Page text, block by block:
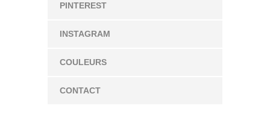
PINTEREST
INSTAGRAM
COULEURS
CONTACT